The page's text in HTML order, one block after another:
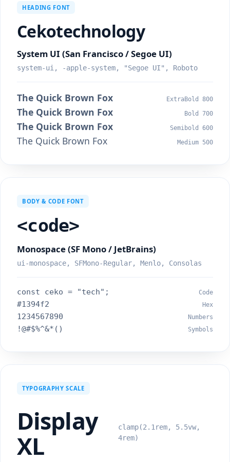
HEADING FONT
Cekotechnology
System UI (San Francisco / Segoe UI)
system-ui, -apple-system, "Segoe UI", Roboto
The Quick Brown Fox ExtraBold 800
The Quick Brown Fox Bold 700
The Quick Brown Fox Semibold 600
The Quick Brown Fox Medium 500
BODY & CODE FONT
<code>
Monospace (SF Mono / JetBrains)
ui-monospace, SFMono-Regular, Menlo, Consolas
const ceko = "tech"; Code
#1394f2 Hex
1234567890 Numbers
!@#$%^&*() Symbols
TYPOGRAPHY SCALE
Display
XL
clamp(2.1rem, 5.5vw,
4rem)